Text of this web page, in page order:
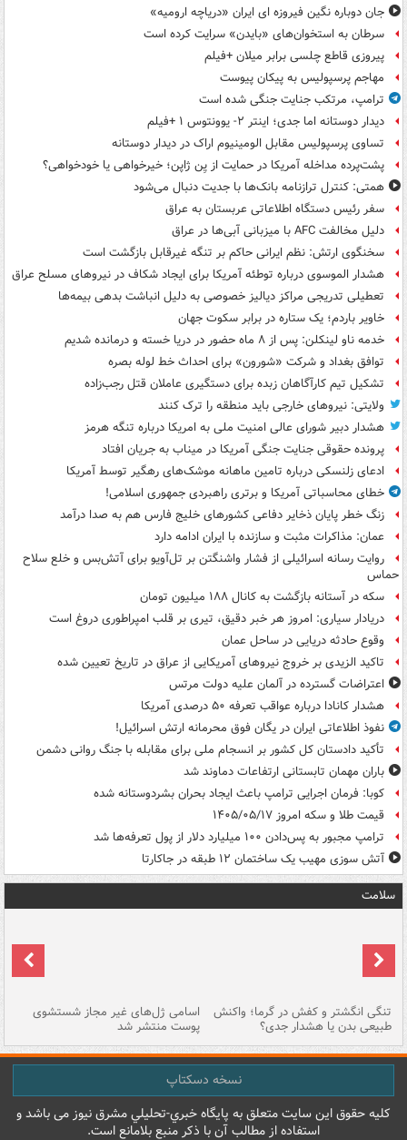
جان دوباره نگین فیروزه ای ایران «دریاچه ارومیه»
سرطان به استخوان‌های «بایدن» سرایت کرده است
پیروزی قاطع چلسی برابر میلان +فیلم
مهاجم پرسپولیس به پیکان پیوست
ترامپ، مرتکب جنایت جنگی شده است
دیدار دوستانه اما جدی؛ اینتر ۲- یوونتوس ۱ +فیلم
تساوی پرسپولیس مقابل الومینیوم اراک در دیدار دوستانه
پشت‌پرده مداخله آمریکا در حمایت از یِن ژاپن؛ خیرخواهی یا خودخواهی؟
همتی: کنترل ترازنامه بانک‌ها با جدیت دنبال می‌شود
سفر رئیس دستگاه اطلاعاتی عربستان به عراق
دلیل مخالفت AFC با میزبانی آبی‌ها در عراق
سخنگوی ارتش: نظم ایرانی حاکم بر تنگه غیرقابل بازگشت است
هشدار الموسوی درباره توطئه آمریکا برای ایجاد شکاف در نیروهای مسلح عراق
تعطیلی تدریجی مراکز دیالیز خصوصی به دلیل انباشت بدهی بیمه‌ها
خاویر باردم؛ یک ستاره در برابر سکوت جهان
خدمه ناو لینکلن: پس از ۸ ماه حضور در دریا خسته و درمانده‌ شدیم
توافق بغداد و شرکت «شورون» برای احداث خط لوله بصره
تشکیل تیم کارآگاهان زبده برای دستگیری عاملان قتل رجب‌زاده
ولایتی: نیروهای خارجی باید منطقه را ترک کنند
هشدار دبیر شورای عالی امنیت ملی به امریکا درباره تنگه هرمز
پرونده حقوقی جنایت جنگی آمریکا در میناب به جریان افتاد
ادعای زلنسکی درباره تامین ماهانه موشک‌های رهگیر توسط آمریکا
خطای محاسباتی آمریکا و برتری راهبردی جمهوری اسلامی!
زنگ خطر پایان ذخایر دفاعی کشورهای خلیج فارس هم به صدا درآمد
عمان: مذاکرات مثبت و سازنده با ایران ادامه دارد
روایت رسانه اسرائیلی از فشار واشنگتن بر تل‌آویو برای آتش‌بس و خلع سلاح
حماس
سکه در آستانه بازگشت به کانال ۱۸۸ میلیون تومان
دریادار سیاری: امروز هر خبر دقیق، تیری بر قلب امپراطوری دروغ است
وقوع حادثه دریایی در ساحل عمان
تاکید الزیدی بر خروج نیروهای آمریکایی از عراق در تاریخ تعیین شده
اعتراضات گسترده در آلمان علیه دولت مرتس
هشدار کانادا درباره عواقب تعرفه ۵۰ درصدی آمریکا
نفوذ اطلاعاتی ایران در یگان فوق محرمانه ارتش اسرائیل!
تأکید دادستان کل کشور بر انسجام ملی برای مقابله با جنگ روانی دشمن
باران مهمان تابستانی ارتفاعات دماوند شد
کوبا: فرمان اجرایی ترامپ باعث ایجاد بحران بشردوستانه شده
قیمت طلا و سکه امروز ۱۴۰۵/۰۵/۱۷
ترامپ مجبور به پس‌دادن ۱۰۰ میلیارد دلار از پول تعرفه‌ها شد
آتش سوزی مهیب یک ساختمان ۱۲ طبقه در جاکارتا
سلامت
تنگی انگشتر و کفش در گرما؛ واکنش
طبیعی بدن یا هشدار جدی؟
اسامی ژل‌های غیر مجاز شستشوی
پوست منتشر شد
نسخه دسکتاپ
کليه حقوق اين سايت متعلق به پایگاه خبري-تحليلي مشرق نيوز می باشد و
استفاده از مطالب آن با ذکر منبع بلامانع است.